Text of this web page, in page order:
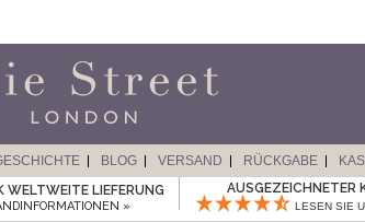
BLOG VERSAND RÜCKGABE
WELTWEITE LIEFERUNG
»
AUSGEZEICHNETER
LESEN SIE